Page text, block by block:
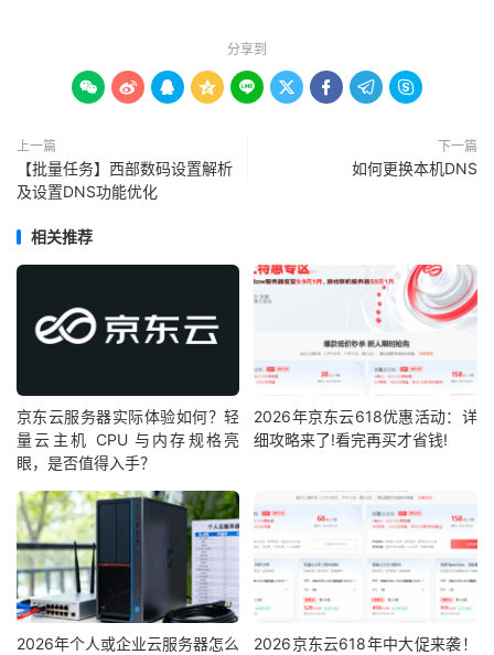
分享到
        
上一篇
【批量任务】西部数码设置解析
及设置DNS功能优化
下一篇
如何更换本机DNS
相关推荐
京东云服务器实际体验如何？轻
量云主机 CPU 与内存规格亮
眼，是否值得入手？
2026年京东云618优惠活动：详
细攻略来了!看完再买才省钱!
2026年个人或企业云服务器怎么
2026京东云618年中大促来袭！